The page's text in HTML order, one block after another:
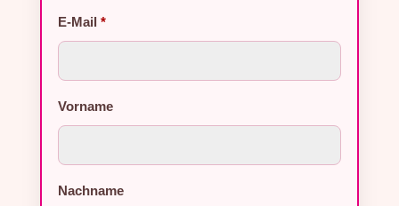
E-Mail *
E-Mail (wiederholen)
Vorname
Nachname